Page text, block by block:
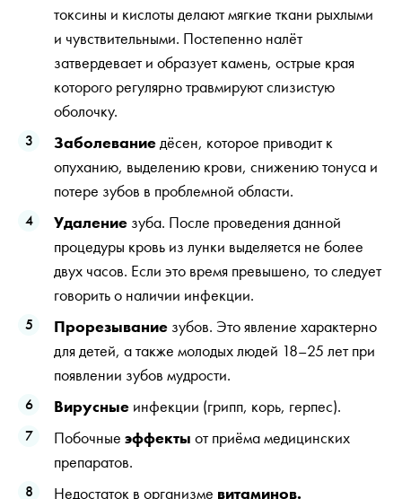
токсины и кислоты делают мягкие ткани рыхлыми
и чувствительными. Постепенно налёт
затвердевает и образует камень, острые края
которого регулярно травмируют слизистую
оболочку.
Заболеваниедёсен, которое приводит к
опуханию, выделению крови, снижению тонуса и
потере зубов в проблемной области.
Удаление зуба. После проведения данной
процедуры кровь из лунки выделяется не более
двух часов. Если это время превышено, то следует
говорить о наличии инфекции.
Прорезывание зубов. Это явление характерно
для детей, а также молодых людей 18–25 лет при
появлении зубов мудрости.
Вирусные инфекции (грипп, корь, герпес).
Побочные эффекты от приёма медицинских
препаратов.
Недостаток в организме витаминов.